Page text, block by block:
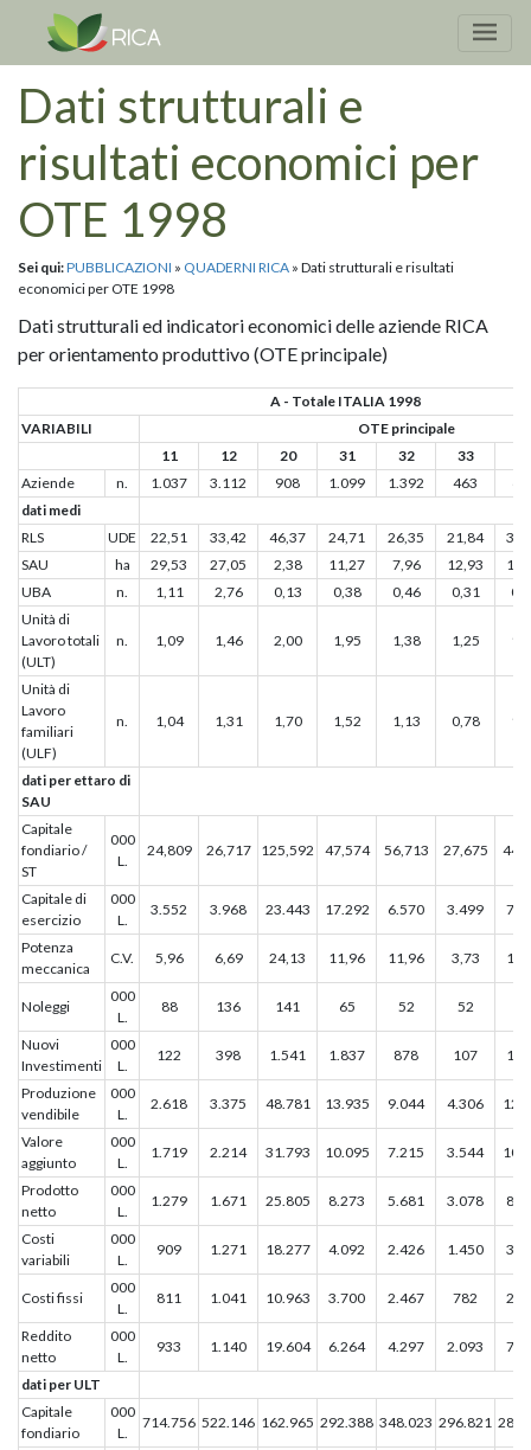
Dati strutturali e
risultati economici per
OTE 1998
Sei qui:PUBBLICAZIONI » QUADERNI RICA » Dati strutturali e risultati
economici per OTE 1998
Dati strutturali ed indicatori economici delle aziende RICA
per orientamento produttivo (OTE principale)
A - Totale ITALIA 1998
VARIABILI
OTE principale
11
12 20 31 32 33
Aziende
n. 1.037 3.112 908 1.099 1.392 463
dati medi
RLS
UDE 22,51 33,42 46,37 24,71 26,35 21,84
SAU
ha 29,53 27,05 2,38 11,27 7,96 12,93
UBA
n. 1,11 2,76 0,13 0,38 0,46 0,31
Unità di
Lavoro totali
(ULT)
n. 1,09 1,46 2,00 1,95 1,38 1,25
Unità di
Lavoro
familiari
(ULF)
n. 1,04 1,31 1,70 1,52 1,13 0,78
dati per ettaro di
SAU
Capitale
fondiario /
ST
000
L.
24,809 26,717 125,592 47,574 56,713 27,675
Capitale di
esercizio
000
L.
3.552 3.968 23.443 17.292 6.570 3.499
Potenza
meccanica
C.V. 5,96 6,69 24,13 11,96 11,96 3,73
Noleggi
000
L.
88 136 141 65 52 52
Nuovi
Investimenti
000
L.
122 398 1.541 1.837 878 107
Produzione
vendibile
000
L.
2.618 3.375 48.781 13.935 9.044 4.306
Valore
aggiunto
000
L.
1.719 2.214 31.793 10.095 7.215 3.544
Prodotto
netto
000
L.
1.279 1.671 25.805 8.273 5.681 3.078
Costi
variabili
000
L.
909 1.271 18.277 4.092 2.426 1.450
Costi fissi
000
L.
811 1.041 10.963 3.700 2.467 782
Reddito
netto
000
L.
933 1.140 19.604 6.264 4.297 2.093
dati per ULT
Capitale
fondiario
000
L.
714.756 522.146 162.965 292.388 348.023 296.821